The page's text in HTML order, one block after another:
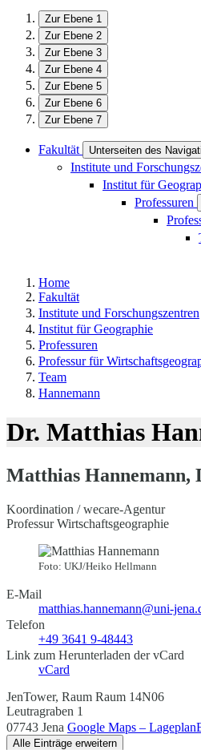
Zur Ebene 1
Zur Ebene 2
Zur Ebene 3
Zur Ebene 4
Zur Ebene 5
Zur Ebene 6
Zur Ebene 7
Fakultät Unterseiten des
Institute und
Institut für
Professuren
Home
Fakultät
Institute und Forschungszentren
Institut für Geographie
Professuren
Professur für
Team
Hannemann
Dr. Matthias
Matthias Hannemann,
Koordination / wecare-Agentur
Professur Wirtschaftsgeographie
Foto: UKJ/Heiko Hellmann
E-Mail
matthias.hannemann@uni-
Telefon
+49 3641 9-48443
Link zum Herunterladen der vCard
vCard
JenTower, Raum Raum 14N06
Leutragraben 1
07743 Jena Google Maps – Lageplan
Alle Einträge erweitern